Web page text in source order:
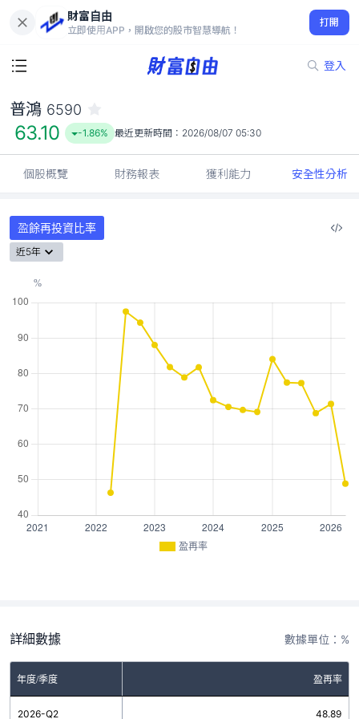
財富自由
立即使用APP，開啟您的股市智慧導航！
打開
登入
63.10
-1.86%
普鴻 6590
63.10 -1.86% 最近更新時間： 2026/08/07 05:30
個股概覽 財務報表 獲利能力 安全性分析
盈餘再投資比率
近5年
盈再率
詳細數據 數據單位：%
年度/季度 盈再率
2026-Q2 48.89